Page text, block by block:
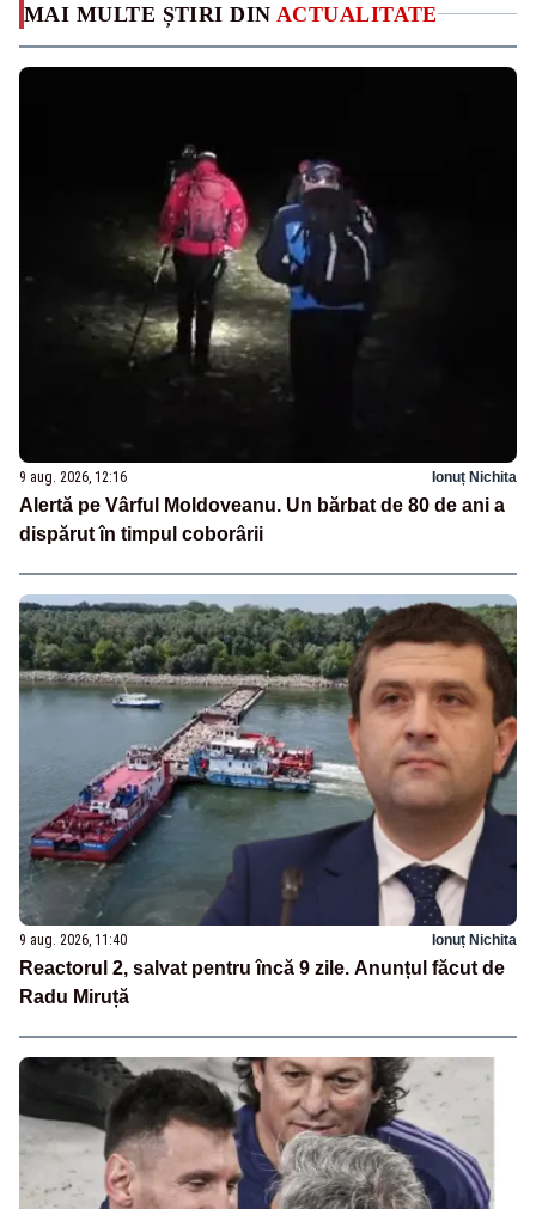
MAI MULTE ȘTIRI DIN ACTUALITATE
9 aug. 2026, 12:16 Ionuț Nichita
Alertă pe Vârful Moldoveanu. Un bărbat de 80 de ani a
dispărut în timpul coborârii
9 aug. 2026, 11:40 Ionuț Nichita
Reactorul 2, salvat pentru încă 9 zile. Anunțul făcut de
Radu Miruță